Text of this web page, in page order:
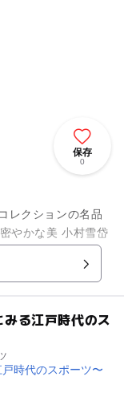
保存
0
レクションの名品
やかな美 小村雪岱
モア v2.0 1984年
る江戸時代のス